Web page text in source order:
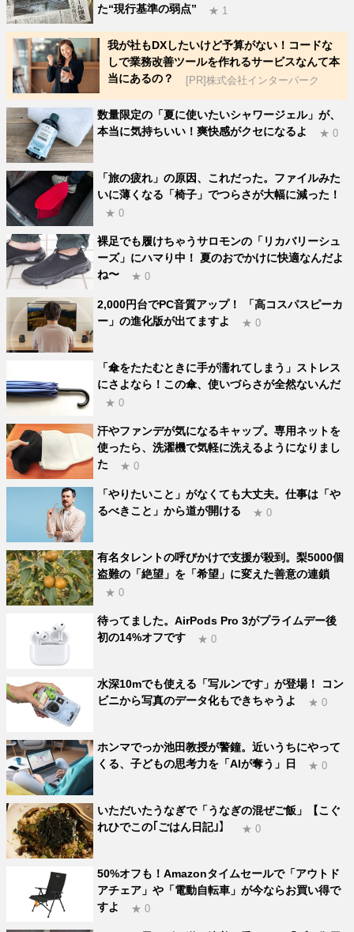
た“現行基準の弱点”
★ 1
我が社もDXしたいけど予算がない！コードな
しで業務改善ツールを作れるサービスなんて本
当にあるの？
[PR]株式会社インターパーク
数量限定の「夏に使いたいシャワージェル」が、
本当に気持ちいい！爽快感がクセになるよ
★ 0
「旅の疲れ」の原因、これだった。ファイルみた
いに薄くなる「椅子」でつらさが大幅に減った！
★ 0
裸足でも履けちゃうサロモンの「リカバリーシュ
ーズ」にハマり中！ 夏のおでかけに快適なんだよ
ね〜
★ 0
2,000円台でPC音質アップ！ 「高コスパスピーカ
ー」の進化版が出てますよ
★ 0
「傘をたたむときに手が濡れてしまう」ストレス
にさよなら！この傘、使いづらさが全然ないんだ
★ 0
汗やファンデが気になるキャップ。専用ネットを
使ったら、洗濯機で気軽に洗えるようになりまし
た
★ 0
「やりたいこと」がなくても大丈夫。仕事は「や
るべきこと」から道が開ける
★ 0
有名タレントの呼びかけで支援が殺到。梨5000個
盗難の「絶望」を「希望」に変えた善意の連鎖
★ 0
待ってました。AirPods Pro 3がプライムデー後
初の14%オフです
★ 0
水深10mでも使える「写ルンです」が登場！ コン
ビニから写真のデータ化もできちゃうよ
★ 0
ホンマでっか池田教授が警鐘。近いうちにやって
くる、子どもの思考力を「AIが奪う」日
★ 0
いただいたうなぎで「うなぎの混ぜご飯」【こぐ
れひでこの｢ごはん日記｣】
★ 0
50%オフも！Amazonタイムセールで「アウトド
アチェア」や「電動自転車」が今ならお買い得で
すよ
★ 0